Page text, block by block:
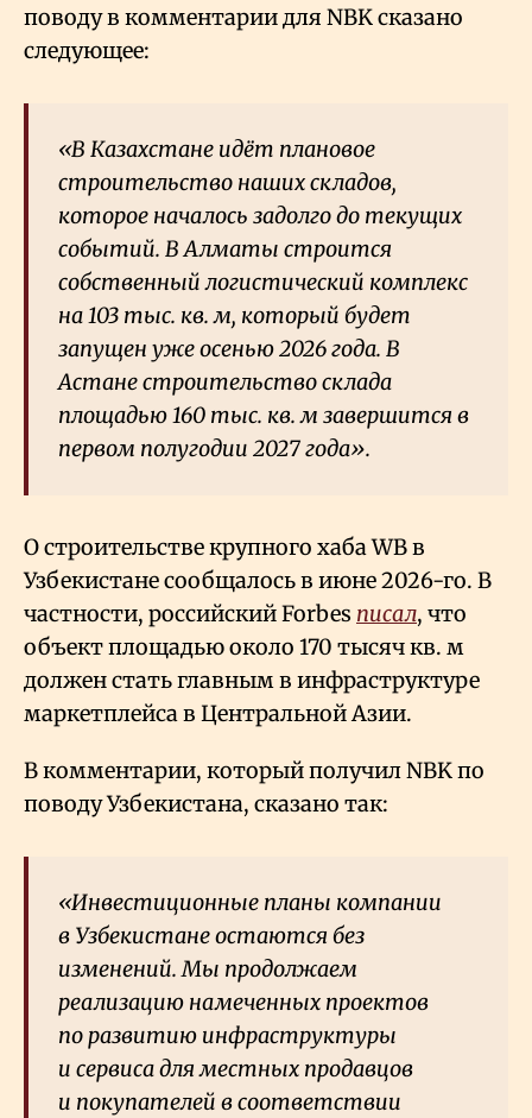
поводу в комментарии для NBK сказано
следующее:
«В Казахстане идёт плановое
строительство наших складов,
которое началось задолго до текущих
событий. В Алматы строится
собственный логистический комплекс
на 103 тыс. кв. м, который будет
запущен уже осенью 2026 года. В
Астане строительство склада
площадью 160 тыс. кв. м завершится в
первом полугодии 2027 года».
О строительстве крупного хаба WB в
Узбекистане сообщалось в июне 2026-го. В
частности, российский Forbes писал, что
объект площадью около 170 тысяч кв. м
должен стать главным в инфраструктуре
маркетплейса в Центральной Азии.
В комментарии, который получил NBK по
поводу Узбекистана, сказано так:
«Инвестиционные планы компании
в Узбекистане остаются без
изменений. Мы продолжаем
реализацию намеченных проектов
по развитию инфраструктуры
и сервиса для местных продавцов
и покупателей в соответствии